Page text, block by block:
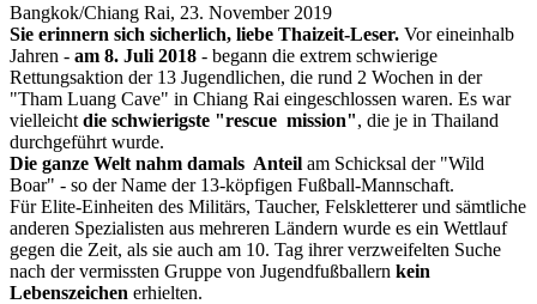
Bangkok/Chiang Rai, 23. November 2019
Sie erinnern sich sicherlich, liebe Thaizeit-Leser. Vor eineinhalb
Jahren - am 8. Juli 2018 - begann die extrem schwierige
Rettungsaktion der 13 Jugendlichen, die rund 2 Wochen in der
"Tham Luang Cave" in Chiang Rai eingeschlossen waren. Es war
vielleicht die schwierigste "rescue mission", die je in Thailand
durchgeführt wurde.
Die ganze Welt nahm damals Anteil am Schicksal der "Wild
Boar" - so der Name der 13-köpfigen Fußball-Mannschaft.
Für Elite-Einheiten des Militärs, Taucher, Felskletterer und sämtliche
anderen Spezialisten aus mehreren Ländern wurde es ein Wettlauf
gegen die Zeit, als sie auch am 10. Tag ihrer verzweifelten Suche
nach der vermissten Gruppe von Jugendfußballern kein
Lebenszeichen erhielten.